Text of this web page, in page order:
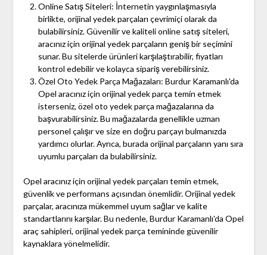
Online Satış Siteleri: İnternetin yaygınlaşmasıyla
birlikte, orijinal yedek parçaları çevrimiçi olarak da
bulabilirsiniz. Güvenilir ve kaliteli online satış siteleri,
aracınız için orijinal yedek parçaların geniş bir seçimini
sunar. Bu sitelerde ürünleri karşılaştırabilir, fiyatları
kontrol edebilir ve kolayca sipariş verebilirsiniz.
Özel Oto Yedek Parça Mağazaları: Burdur Karamanlı'da
Opel aracınız için orijinal yedek parça temin etmek
isterseniz, özel oto yedek parça mağazalarına da
başvurabilirsiniz. Bu mağazalarda genellikle uzman
personel çalışır ve size en doğru parçayı bulmanızda
yardımcı olurlar. Ayrıca, burada orijinal parçaların yanı sıra
uyumlu parçaları da bulabilirsiniz.
Opel aracınız için orijinal yedek parçaları temin etmek,
güvenlik ve performans açısından önemlidir. Orijinal yedek
parçalar, aracınıza mükemmel uyum sağlar ve kalite
standartlarını karşılar. Bu nedenle, Burdur Karamanlı'da Opel
araç sahipleri, orijinal yedek parça temininde güvenilir
kaynaklara yönelmelidir.